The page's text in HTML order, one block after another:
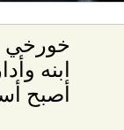
خورخي
ابنه
أصبح